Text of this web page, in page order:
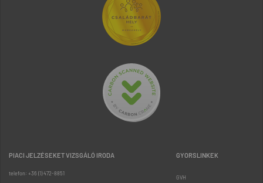
PIACI JELZÉSEKET VIZSGÁLÓ IRODA
telefon: +36 (1) 472-8851
GYORSLINKEK
GVH